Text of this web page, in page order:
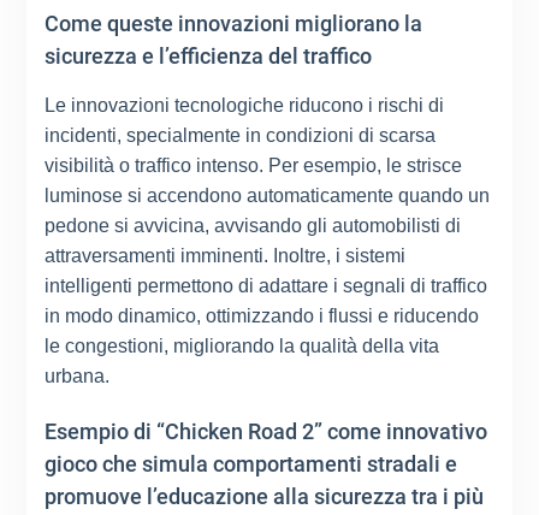
Come queste innovazioni migliorano la
sicurezza e l’efficienza del traffico
Le innovazioni tecnologiche riducono i rischi di
incidenti, specialmente in condizioni di scarsa
visibilità o traffico intenso. Per esempio, le strisce
luminose si accendono automaticamente quando un
pedone si avvicina, avvisando gli automobilisti di
attraversamenti imminenti. Inoltre, i sistemi
intelligenti permettono di adattare i segnali di traffico
in modo dinamico, ottimizzando i flussi e riducendo
le congestioni, migliorando la qualità della vita
urbana.
Esempio di “Chicken Road 2” come innovativo
gioco che simula comportamenti stradali e
promuove l’educazione alla sicurezza tra i più